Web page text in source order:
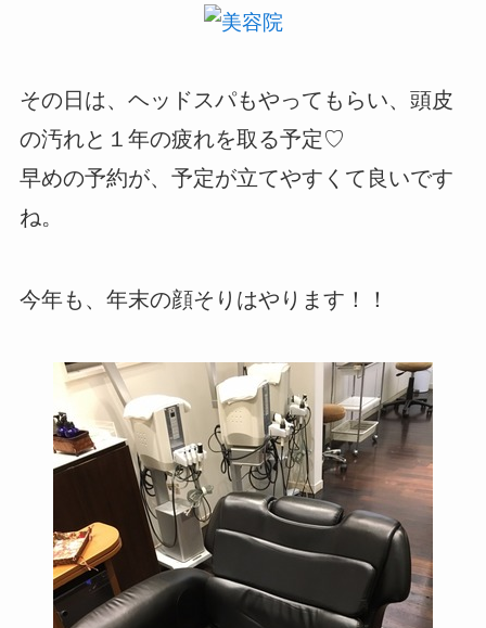
その日は、ヘッドスパもやってもらい、頭皮
の汚れと１年の疲れを取る予定♡
早めの予約が、予定が立てやすくて良いです
ね。
今年も、年末の顔そりはやります！！